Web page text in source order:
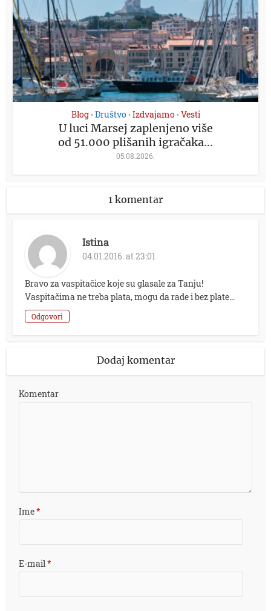
Blog • Društvo • Izdvajamo • Vesti
U luci Marsej zaplenjeno više
od 51.000 plišanih igračaka...
05.08.2026.
1 komentar
Istina
04.01.2016. at 23:01
Bravo za vaspitačice koje su glasale za Tanju!
Vaspitačima ne treba plata, mogu da rade i bez plate…
Odgovori
Dodaj komentar
Komentar
Ime*
E-mail*